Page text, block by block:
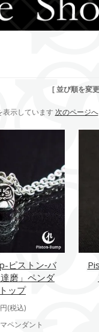
[ 並び順を変
示しています 次のページへ
ピストン‐バ
磨」ペンダ
ップ
(税込)
ペンダント